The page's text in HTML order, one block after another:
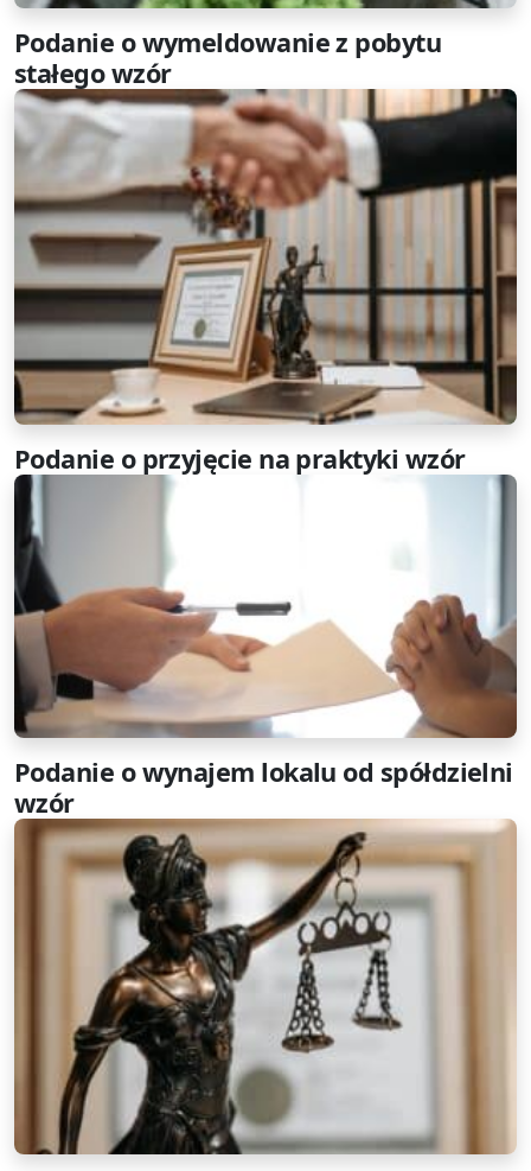
Podanie o wymeldowanie z pobytu
stałego wzór
Podanie o przyjęcie na praktyki wzór
Podanie o wynajem lokalu od spółdzielni
wzór